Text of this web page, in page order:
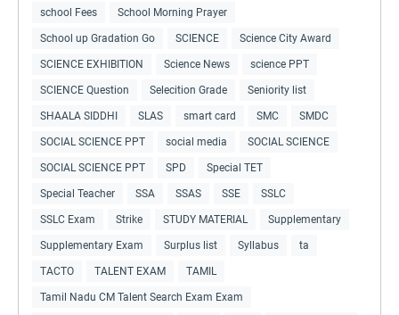
school Fees School Morning Prayer
School up Gradation Go SCIENCE Science City Award
SCIENCE EXHIBITION Science News science PPT
SCIENCE Question Selecition Grade Seniority list
SHAALA SIDDHI SLAS smart card SMC SMDC
SOCIAL SCIENCE PPT social media SOCIAL SCIENCE
SOCIAL SCIENCE PPT SPD Special TET
Special Teacher SSA SSAS SSE SSLC
SSLC Exam Strike STUDY MATERIAL Supplementary
Supplementary Exam Surplus list Syllabus ta
TACTO TALENT EXAM TAMIL
Tamil Nadu CM Talent Search Exam Exam